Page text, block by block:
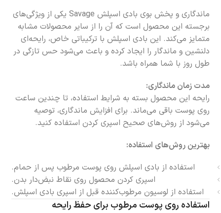
ماندگاری و پخش بوی بادی اسپلش Savage یکی از ویژگی‌های
برجسته این محصول است که آن را از سایر محصولات مشابه
متمایز می‌کند. این بادی اسپلش با ترکیباتی خاص، رایحه‌ای
دلنشین و ماندگار را ایجاد کرده و باعث می‌شود حس تازگی در
طول روز با شما همراه باشد.
مدت زمان ماندگاری:
رایحه این محصول بسته به شرایط استفاده، تا چندین ساعت
روی پوست باقی می‌ماند. برای افزایش ماندگاری، توصیه
می‌شود از روش‌های صحیح اسپری کردن استفاده کنید.
بهترین روش‌های استفاده:
استفاده از بادی اسپلش روی پوست مرطوب پس از حمام.
اسپری کردن محصول روی نقاط نبض‌دار بدن.
استفاده از لوسیون مرطوب‌کننده قبل از اسپری بادی اسپلش.
استفاده روی پوست مرطوب برای حفظ رایحه